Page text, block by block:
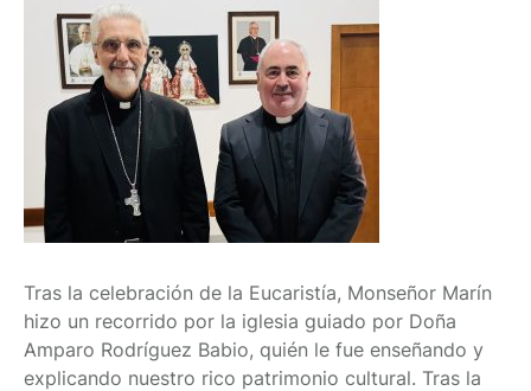
Tras la celebración de la Eucaristía, Monseñor Marín
hizo un recorrido por la iglesia guiado por Doña
Amparo Rodríguez Babio, quién le fue enseñando y
explicando nuestro rico patrimonio cultural. Tras la